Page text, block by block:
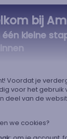
voor de
-Zie voorwaarden
85 €, zijn de
kunt je hieronder
levering of
je winkelwagen. (Als
extra levertijd
bij
één kleine
Voordat je
voor het gebruik
deel van de
we cookies?